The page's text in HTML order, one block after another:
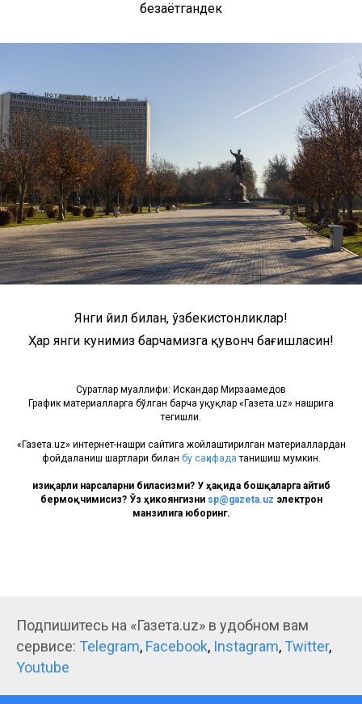
безаётгандек
Янги йил билан, ўзбекистонликлар!
Ҳар янги кунимиз барчамизга қувонч бағишласин!
Суратлар муаллифи: Искандар Мирзааҳмедов
График материалларга бўлган барча ҳуқуқлар «Газета.uz» нашрига
тегишли.
«Газета.uz» интернет-нашри сайтига жойлаштирилган материаллардан
фойдаланиш шартлари билан бу саҳифада танишиш мумкин.
Қизиқарли нарсаларни биласизми? У ҳақида бошқаларга айтиб
бермоқчимисиз? Ўз ҳикоянгизни sp@gazeta.uz электрон
манзилига юборинг.
Подпишитесь на «Газета.uz» в удобном вам
сервисе: Telegram, Facebook, Instagram, Twitter,
Youtube